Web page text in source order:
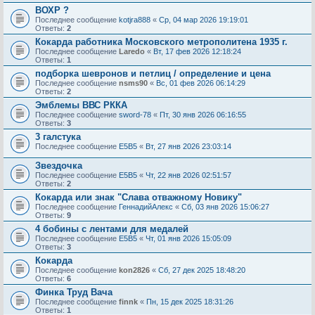
ВОХР ?
Последнее сообщение kotjra888 « Ср, 04 мар 2026 19:19:01
Ответы: 2
Кокарда работника Московского метрополитена 1935 г.
Последнее сообщение Laredo « Вт, 17 фев 2026 12:18:24
Ответы: 1
подборка шевронов и петлиц / определение и цена
Последнее сообщение nsms90 « Вс, 01 фев 2026 06:14:29
Ответы: 2
Эмблемы ВВС РККА
Последнее сообщение sword-78 « Пт, 30 янв 2026 06:16:55
Ответы: 3
3 галстука
Последнее сообщение E5B5 « Вт, 27 янв 2026 23:03:14
Звездочка
Последнее сообщение E5B5 « Чт, 22 янв 2026 02:51:57
Ответы: 2
Кокарда или знак "Слава отважному Новику"
Последнее сообщение ГеннадийАлекс « Сб, 03 янв 2026 15:06:27
Ответы: 9
4 бобины с лентами для медалей
Последнее сообщение E5B5 « Чт, 01 янв 2026 15:05:09
Ответы: 3
Кокарда
Последнее сообщение kon2826 « Сб, 27 дек 2025 18:48:20
Ответы: 6
Финка Труд Вача
Последнее сообщение finnk « Пн, 15 дек 2025 18:31:26
Ответы: 1